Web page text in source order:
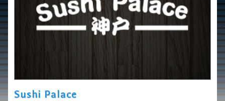
Sushi Palace